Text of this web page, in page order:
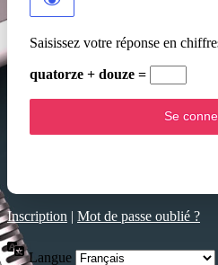
Saisissez votre réponse en
quatorze + douze =
Inscription | Mot de passe oublié ?
Langue